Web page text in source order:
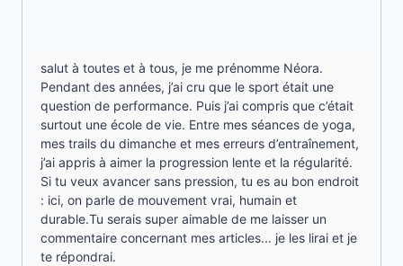
salut à toutes et à tous, je me prénomme Néora.
Pendant des années, j’ai cru que le sport était une
question de performance. Puis j’ai compris que c’était
surtout une école de vie. Entre mes séances de yoga,
mes trails du dimanche et mes erreurs d’entraînement,
j’ai appris à aimer la progression lente et la régularité.
Si tu veux avancer sans pression, tu es au bon endroit
: ici, on parle de mouvement vrai, humain et
durable.Tu serais super aimable de me laisser un
commentaire concernant mes articles... je les lirai et je
te répondrai.